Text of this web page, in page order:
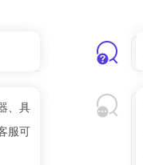
、具
服可